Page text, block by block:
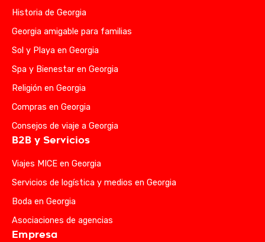
Historia de Georgia
Georgia amigable para familias
Sol y Playa en Georgia
Spa y Bienestar en Georgia
Religión en Georgia
Compras en Georgia
Consejos de viaje a Georgia
B2B y Servicios
Viajes MICE en Georgia
Servicios de logística y medios en Georgia
Boda en Georgia
Asociaciones de agencias
Empresa